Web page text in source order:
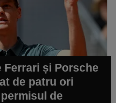
Ferrari și Porsche
de patru ori
de